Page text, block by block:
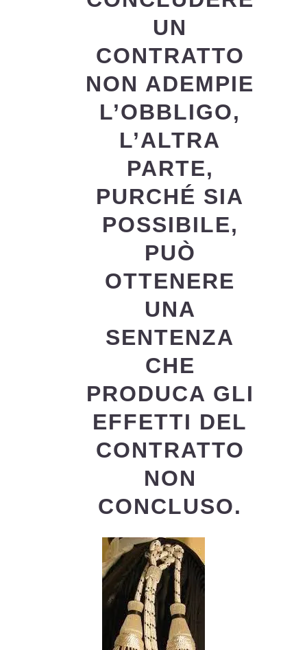
UN
CONTRATTO
NON ADEMPIE
L’OBBLIGO,
L’ALTRA
PARTE,
PURCHÉ SIA
POSSIBILE,
PUÒ
OTTENERE
UNA
SENTENZA
CHE
PRODUCA GLI
EFFETTI DEL
CONTRATTO
NON
CONCLUSO.